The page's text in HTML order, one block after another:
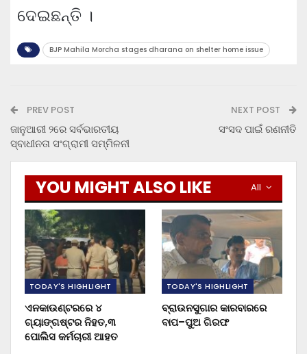
ଦେଇଛନ୍ତି ।
BJP Mahila Morcha stages dharana on shelter home issue
PREV POST
ଜାନୁଆରୀ ୨ରେ ସର୍ବଭାରତୀୟ
ସ୍ବାଧୀନତା ସଂଗ୍ରାମୀ ସମ୍ମିଳନୀ
NEXT POST
ସଂସଦ ପାଇଁ ରଣନୀତି
All
YOU MIGHT ALSO LIKE
TODAY'S HIGHLIGHT
ଏନକାଉଣ୍ଟରରେ ୪
ଗ୍ୟାଙ୍ଗଷ୍ଟର ନିହତ,୩
ପୋଲିସ କର୍ମଚାରୀ ଆହତ
TODAY'S HIGHLIGHT
ବ୍ରାଉନସୁଗାର କାରବାରରେ
ବାପ–ପୁଅ ଗିରଫ